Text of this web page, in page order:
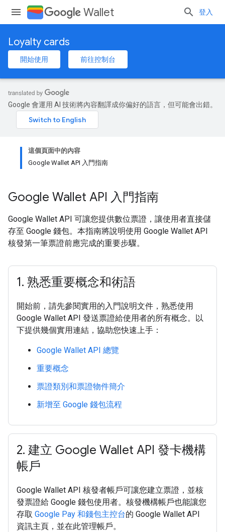
Wallet 登入
Loyalty cards
開始使用 前往控制台
Google 會運用 AI 技術將內容翻譯成你偏好的語言，但可能會出錯。
這個頁面中的內容
Google Wallet API 入門指南
Google Wallet API 入門指南
Google Wallet API 可讓您提供數位票證，讓使用者直接儲
存至 Google 錢包。本指南將說明使用 Google Wallet API
核發第一筆票證前應完成的重要步驟。
1. 熟悉重要概念和術語
開始前，請先參閱實用的入門說明文件，熟悉使用
Google Wallet API 發送票證給使用者的所有概念。以
下提供幾個實用連結，協助您快速上手：
Google Wallet API 總覽
重要概念
票證類別和票證物件簡介
新增至 Google 錢包流程
2. 建立 Google Wallet API 發卡機構
帳戶
Google Wallet API 核發者帳戶可讓您建立票證，並核
發票證給 Google 錢包使用者。核發機構帳戶也能讓您
存取 Google Pay 和錢包主控台的 Google Wallet API
資訊主頁，並在此管理帳戶。